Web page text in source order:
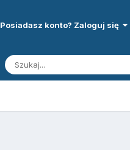
Posiadasz konto? Zaloguj się